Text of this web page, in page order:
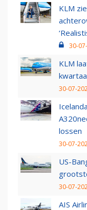
KLM
30-
KLM
30-07-
lossen
30-07-
US-
30-07-
AIS